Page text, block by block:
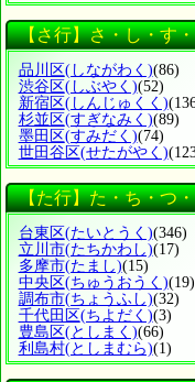
【さ行】さ・し・す
品川区(しながわく)
渋谷区(しぶやく)(52)
新宿区(しんじゅくく)
杉並区(すぎなみく)
墨田区(すみだく)(74)
世田谷区(せたがやく)
【た行】た・ち・つ
台東区(たいとうく)
立川市(たちかわし)
多摩市(たまし)(15)
中央区(ちゅうおうく)
調布市(ちょうふし)
千代田区(ちよだく)(3)
豊島区(としまく)(66)
利島村(としまむら)(1)